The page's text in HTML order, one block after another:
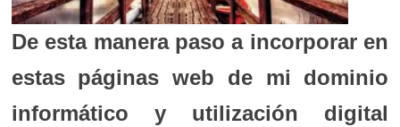
De esta manera paso a incorporar en
estas páginas web de mi dominio
informático y utilización digital